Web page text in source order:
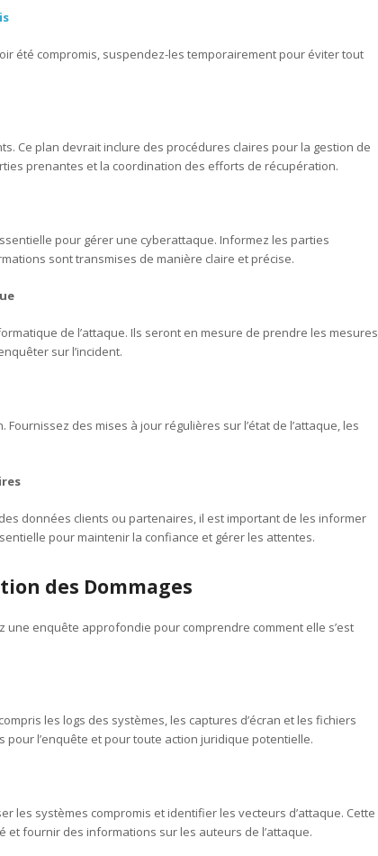
été compromis, suspendez-les temporairement pour éviter tout
Ce plan devrait inclure des procédures claires pour la gestion de
prenantes et la coordination des efforts de récupération.
pour gérer une cyberattaque. Informez les parties
sont transmises de manière claire et précise.
de l’attaque. Ils seront en mesure de prendre les mesures
sur l’incident.
des mises à jour régulières sur l’état de l’attaque, les
données clients ou partenaires, il est important de les informer
pour maintenir la confiance et gérer les attentes.
des Dommages
une enquête approfondie pour comprendre comment elle s’est
les logs des systèmes, les captures d’écran et les fichiers
l’enquête et pour toute action juridique potentielle.
les systèmes compromis et identifier les vecteurs d’attaque. Cette
fournir des informations sur les auteurs de l’attaque.